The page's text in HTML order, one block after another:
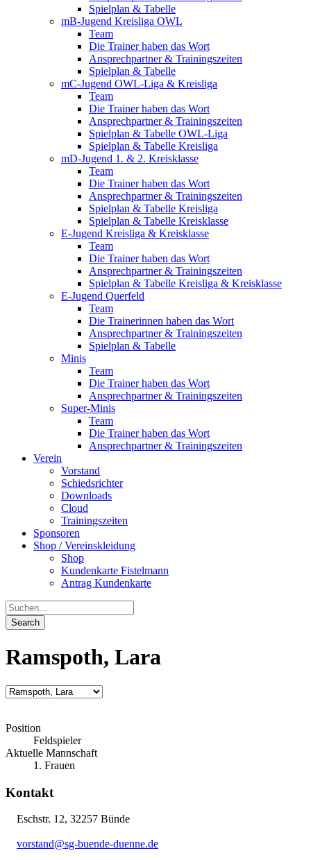
Spielplan & Tabelle
mB-Jugend Kreisliga OWL
Team
Die Trainer haben das Wort
Ansprechpartner & Trainingszeiten
Spielplan & Tabelle
mC-Jugend OWL-Liga & Kreisliga
Team
Die Trainer haben das Wort
Ansprechpartner & Trainingszeiten
Spielplan & Tabelle OWL-Liga
Spielplan & Tabelle Kreisliga
mD-Jugend 1. & 2. Kreisklasse
Team
Die Trainer haben das Wort
Ansprechpartner & Trainingszeiten
Spielplan & Tabelle Kreisliga
Spielplan & Tabelle Kreisklasse
E-Jugend Kreisliga & Kreisklasse
Team
Die Trainer haben das Wort
Ansprechpartner & Trainingszeiten
Spielplan & Tabelle Kreisliga & Kreisklasse
E-Jugend Querfeld
Team
Die Trainerinnen haben das Wort
Ansprechpartner & Trainingszeiten
Spielplan & Tabelle
Minis
Team
Die Trainer haben das Wort
Ansprechpartner & Trainingszeiten
Super-Minis
Team
Die Trainer haben das Wort
Ansprechpartner & Trainingszeiten
Verein
Vorstand
Schiedsrichter
Downloads
Cloud
Trainingszeiten
Sponsoren
Shop / Vereinskleidung
Shop
Kundenkarte Fistelmann
Antrag Kundenkarte
Ramspoth, Lara
Position
Feldspieler
Aktuelle Mannschaft
1. Frauen
Kontakt
Eschstr. 12, 32257 Bünde
vorstand@sg-buende-duenne.de